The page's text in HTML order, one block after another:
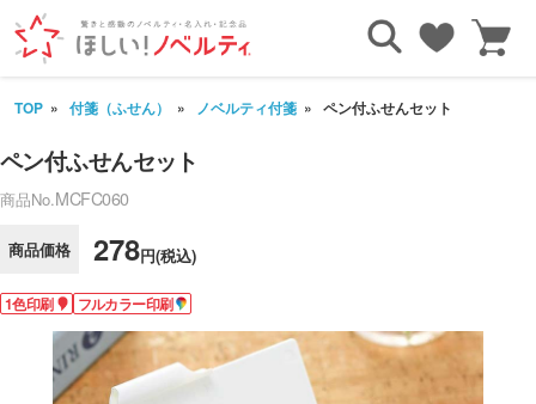
TOP 付箋（ふせん） ノベルティ付箋 ペン付ふせんセット
ペン付ふせんセット
商品No.MCFC060
商品価格 278円(税込)
1色印刷 フルカラー印刷